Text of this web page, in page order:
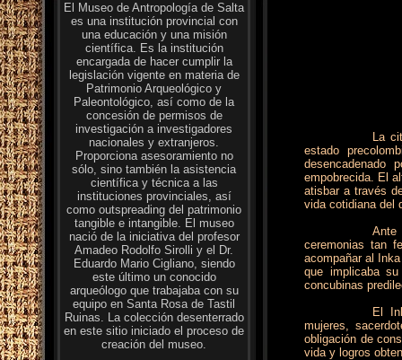
La
estado
desencadenado
empobrecida. El
atisbar a través
vida cotidiana del
ceremonias tan
acompañar al
que implicaba
concubinas
El
mujeres,
obligación de
vida y logros
El Museo de Antropología de Salta
es una institución provincial con
una educación y una misión
científica. Es la institución
encargada de hacer cumplir la
legislación vigente en materia de
Patrimonio Arqueológico y
Paleontológico, así como de la
concesión de permisos de
investigación a investigadores
nacionales y extranjeros.
Proporciona asesoramiento no
sólo, sino también la asistencia
científica y técnica a las
instituciones provinciales, así
como outspreading del patrimonio
tangible e intangible. El museo
nació de la iniciativa del profesor
Amadeo Rodolfo Sirolli y el Dr.
Eduardo Mario Cigliano, siendo
este último un conocido
arqueólogo que trabajaba con su
equipo en Santa Rosa de Tastil
Ruinas. La colección desenterrado
en este sitio iniciado el proceso de
creación del museo.